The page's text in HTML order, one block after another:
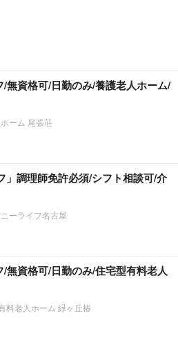
/無資格可/日勤のみ/養護老人ホーム/
ーム 尾張荘
」調理師免許必須/シフト相談可/介
ーライフ名古屋
/無資格可/日勤のみ/住宅型有料老人
料老人ホーム 緑ヶ丘椿